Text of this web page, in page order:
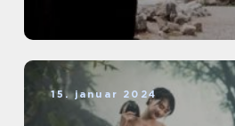
15. januar 2024